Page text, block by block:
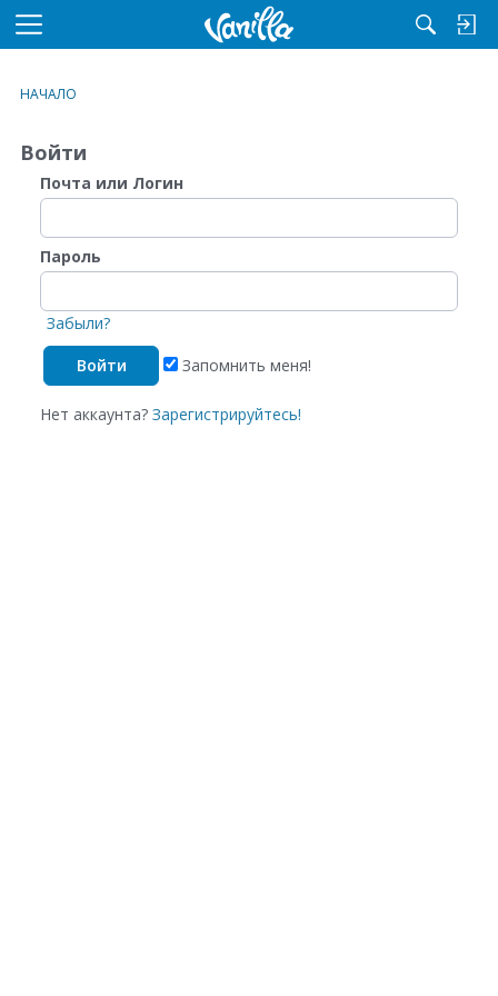
M
u
НАЧАЛО
Войти
Почта или Логин
Пароль
Забыли?
Запомнить меня!
Нет аккаунта? Зарегистрируйтесь!